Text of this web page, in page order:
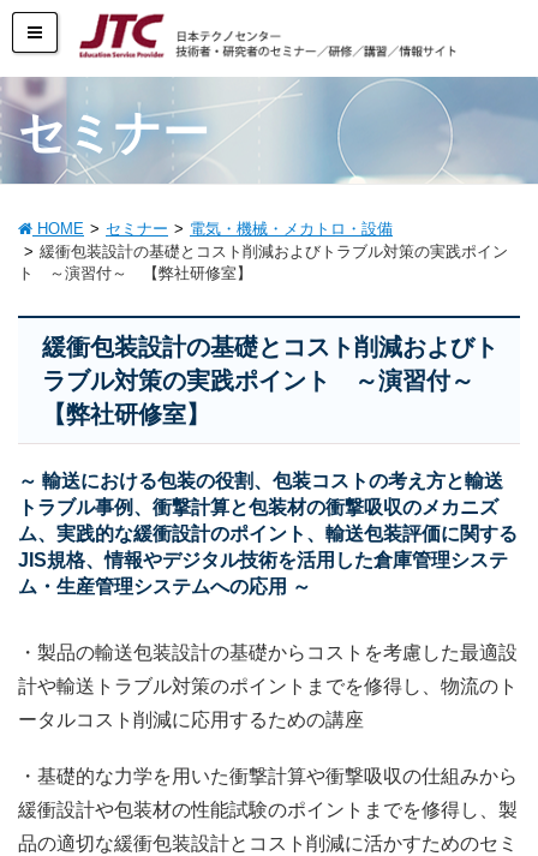
セミナー
HOME セミナー
電気・機械・メカトロ・設備
緩衝包装設計の基礎とコスト削減およびトラブル対策の実践ポイン
ト ～演習付～ 【弊社研修室】
緩衝包装設計の基礎とコスト削減およびト
ラブル対策の実践ポイント ～演習付～
【弊社研修室】
～ 輸送における包装の役割、包装コストの考え方と輸送
トラブル事例、衝撃計算と包装材の衝撃吸収のメカニズ
ム、実践的な緩衝設計のポイント、輸送包装評価に関する
JIS規格、情報やデジタル技術を活用した倉庫管理システ
ム・生産管理システムへの応用 ～
・製品の輸送包装設計の基礎からコストを考慮した最適設
計や輸送トラブル対策のポイントまでを修得し、物流のト
ータルコスト削減に応用するための講座
・基礎的な力学を用いた衝撃計算や衝撃吸収の仕組みから
緩衝設計や包装材の性能試験のポイントまでを修得し、製
品の適切な緩衝包装設計とコスト削減に活かすためのセミ